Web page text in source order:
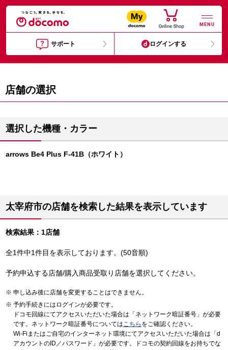
MENU
サポート ログインする
店舗の選択
選択した機種・カラー
arrows Be4 Plus F-41B（ホワイト）
太宰府市の店舗を検索した結果を表示しています
検索結果：1店舗
全1件中1件目を表示しております。(50音順)
予約申込する店舗/購入商品受取り店舗を選択してください。
申し込み後に店舗を変更することはできません。
予約手続きにはログインが必要です。
ドコモ回線にてアクセスいただいた場合は「ネットワーク暗証番号」が必要
です。ネットワーク暗証番号についてはこちら をご確認ください。
Wi-Fiまたはご自宅のインターネット環境にてアクセスいただいた場合は「d
アカウントのID／パスワード」が必要です。ドコモの契約回線をお持ちでな